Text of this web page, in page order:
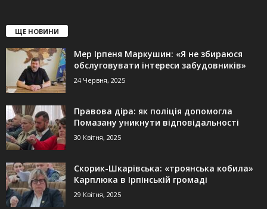
ЩЕ НОВИНИ
Мер Ірпеня Маркушин: «Я не збираюся
обслуговувати інтереси забудовників»
24 Червня, 2025
Правова діра: як поліція допомогла
Помазану уникнути відповідальності
30 Квітня, 2025
Скорик-Шкарівська: «троянська кобила»
Карплюка в Ірпінській громаді
29 Квітня, 2025